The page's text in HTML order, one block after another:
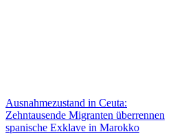
Ausnahmezustand in Ceuta:
Zehntausende Migranten überrennen
spanische Exklave in Marokko